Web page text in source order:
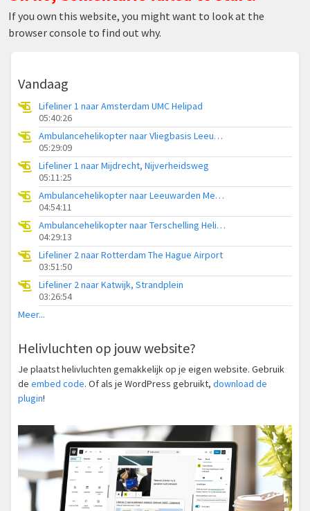
If you own this website, you might want to look at the
browser console to find out why.
Vandaag
Lifeliner 1 naar Amsterdam UMC Helipad
05:40:26
Ambulancehelikopter naar Vliegbasis Leeuwarden
05:29:09
Lifeliner 1 naar Mijdrecht, Nijverheidsweg
05:11:25
Ambulancehelikopter naar Leeuwarden Medical Center Heliport
04:54:11
Ambulancehelikopter naar Terschelling Heliport
04:29:13
Lifeliner 2 naar Rotterdam The Hague Airport
03:51:50
Lifeliner 2 naar Katwijk, Strandplein
03:26:54
Meer...
Helivluchten op jouw website?
Je plaatst helivluchten gemakkelijk op je eigen website. Gebruik
de embed code. Of als je WordPress gebruikt, download de
plugin!